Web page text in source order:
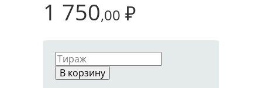
1 750,00 ₽
В корзину